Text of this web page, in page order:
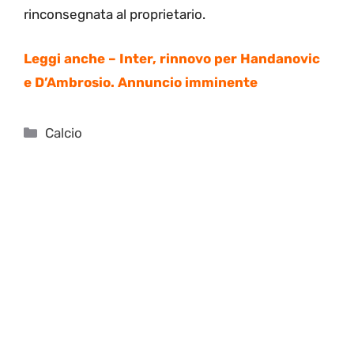
rinconsegnata al proprietario.
Leggi anche – Inter, rinnovo per Handanovic
e D’Ambrosio. Annuncio imminente
Categorie
Calcio